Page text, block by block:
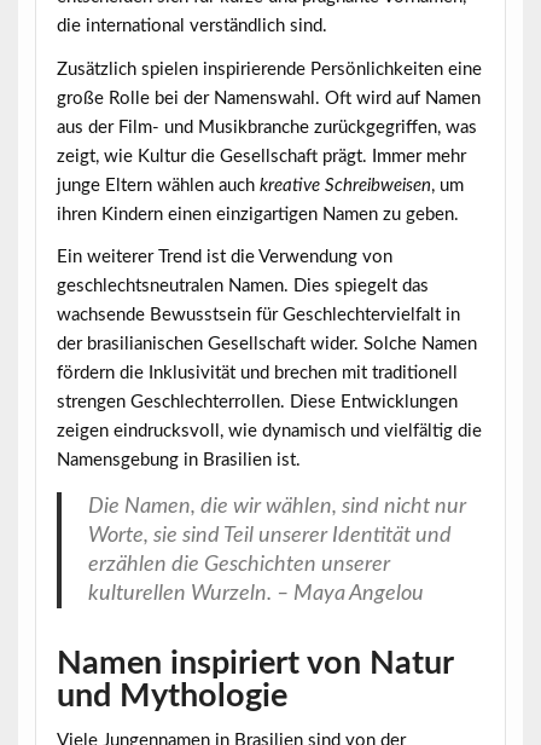
die international verständlich sind.
Zusätzlich spielen inspirierende Persönlichkeiten eine
große Rolle bei der Namenswahl. Oft wird auf Namen
aus der Film- und Musikbranche zurückgegriffen, was
zeigt, wie Kultur die Gesellschaft prägt. Immer mehr
junge Eltern wählen auch kreative Schreibweisen, um
ihren Kindern einen einzigartigen Namen zu geben.
Ein weiterer Trend ist die Verwendung von
geschlechtsneutralen Namen. Dies spiegelt das
wachsende Bewusstsein für Geschlechtervielfalt in
der brasilianischen Gesellschaft wider. Solche Namen
fördern die Inklusivität und brechen mit traditionell
strengen Geschlechterrollen. Diese Entwicklungen
zeigen eindrucksvoll, wie dynamisch und vielfältig die
Namensgebung in Brasilien ist.
Die Namen, die wir wählen, sind nicht nur
Worte, sie sind Teil unserer Identität und
erzählen die Geschichten unserer
kulturellen Wurzeln. – Maya Angelou
Namen inspiriert von Natur
und Mythologie
Viele Jungennamen in Brasilien sind von der